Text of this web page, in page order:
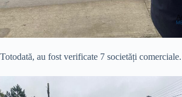
Totodată, au fost verificate 7 societăți comerciale.